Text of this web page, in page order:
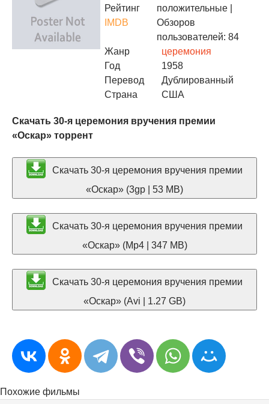
Рейтинг
IMDB
положительные
Обзоров
пользователей: 84
Жанр
церемония
Год
1958
Перевод
Дублированный
Страна
США
Скачать 30-я церемония вручения премии
«Оскар» торрент
Скачать 30-я церемония вручения премии
«Оскар» (3gp | 53 MB)
Скачать 30-я церемония вручения премии
«Оскар» (Mp4 | 347 MB)
Скачать 30-я церемония вручения премии
«Оскар» (Avi | 1.27 GB)
Похожие фильмы